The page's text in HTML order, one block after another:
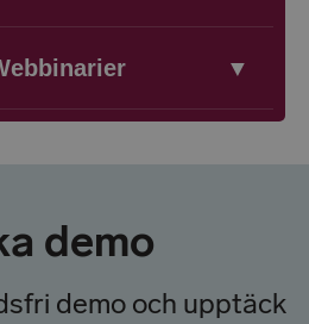
▼
demo
demo och upptäck